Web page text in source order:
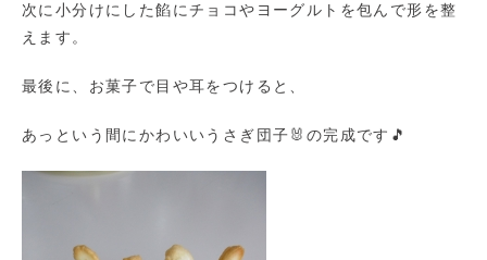
次に小分けにした餡にチョコやヨーグルトを包んで形を整
えます。
最後に、お菓子で目や耳をつけると、
あっという間にかわいいうさぎ団子🐰の完成です🎵